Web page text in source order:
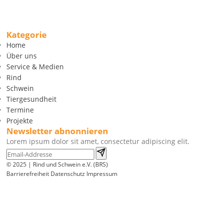
Kategorie
Home
Über uns
Service & Medien
Rind
Schwein
Tiergesundheit
Termine
Projekte
Newsletter abnonnieren
Lorem ipsum dolor sit amet, consectetur adipiscing elit.
© 2025 | Rind und Schwein e.V. (BRS)
Barrierefreiheit Datenschutz Impressum